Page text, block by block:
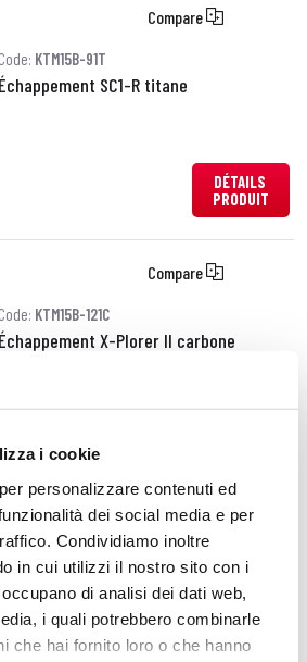
i cookie
personalizzare contenuti ed
dei social media e per
Condividiamo inoltre
in cui utilizzi il nostro sito con i
di analisi dei dati web,
i quali potrebbero combinarle
che hai fornito loro o che hanno
Compare
Code: KTM15B-91T
Échappement SC1-R titane
DÉTAILS
PRODUIT
Compare
Code: KTM15B-121C
Échappement X-Plorer II carbone
Compare
KTM15B-121T
Échappement X-Plorer II titane